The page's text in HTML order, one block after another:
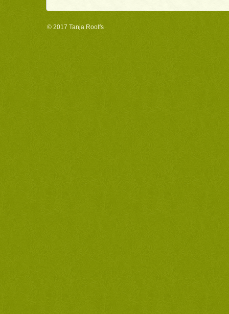
© 2017 Tanja Roolfs